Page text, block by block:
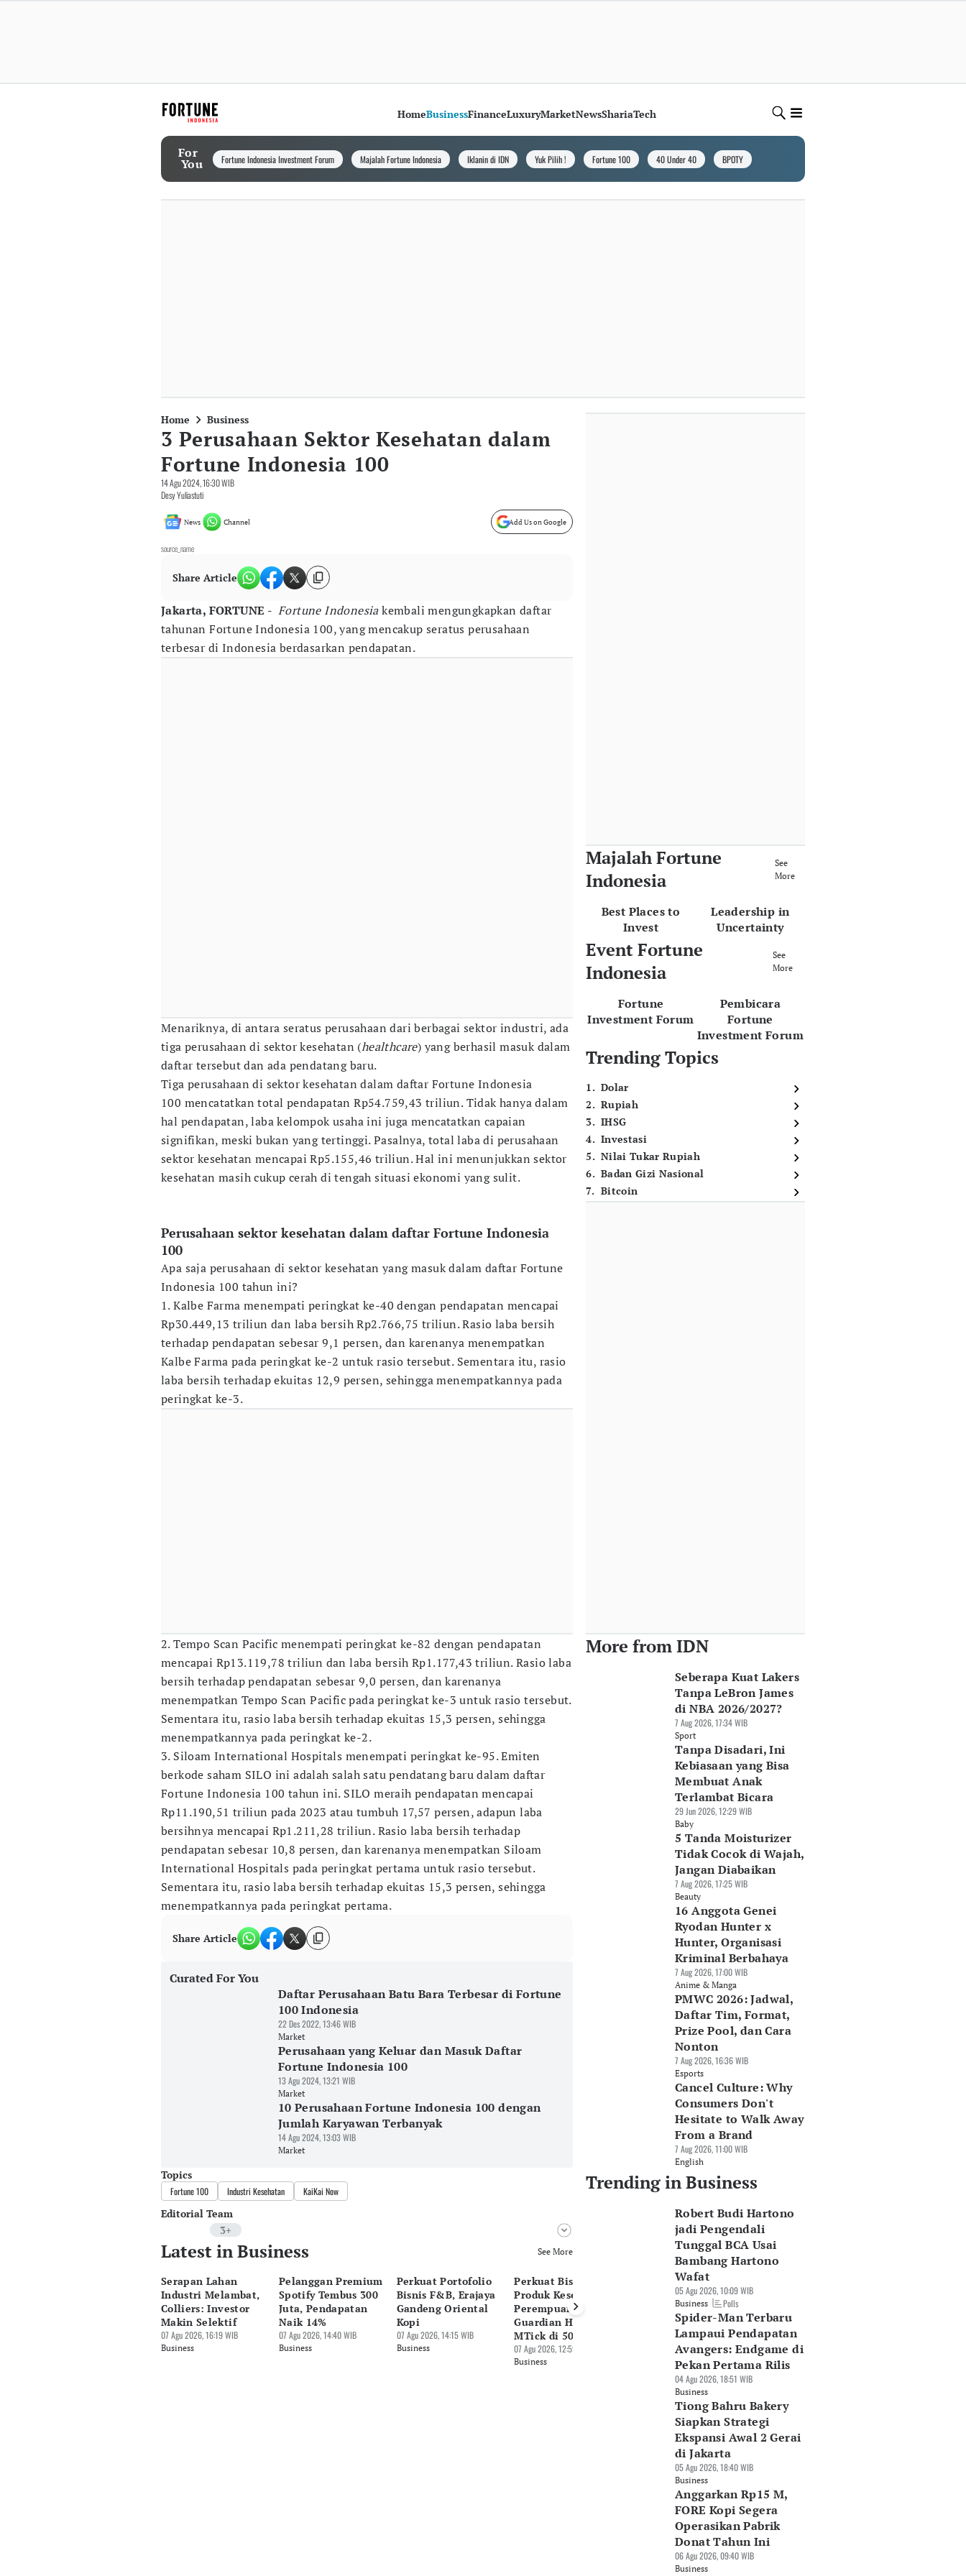
HomeBusinessFinanceLuxuryMarketNewsShariaTech
For
You Fortune Indonesia Investment Forum Majalah Fortune Indonesia Iklanin di IDN Yuk Pilih ! Fortune 100 40 Under 40 BPOTY
Home Business
3 Perusahaan Sektor Kesehatan dalam
Fortune Indonesia 100
14 Agu 2024, 16:30 WIB
Desy Yuliastuti
News Channel Add Us on Google
source_name
Share Article
Jakarta, FORTUNE - Fortune Indonesiakembali mengungkapkan daftar
tahunan Fortune Indonesia 100, yang mencakup seratus perusahaan
terbesar di Indonesia berdasarkan pendapatan.
Menariknya, di antara seratus perusahaan dari berbagai sektor industri, ada
tiga perusahaan di sektor kesehatan (healthcare) yang berhasil masuk dalam
daftar tersebut dan ada pendatang baru.
Tiga perusahaan di sektor kesehatan dalam daftar Fortune Indonesia
100 mencatatkan total pendapatan Rp54.759,43 triliun. Tidak hanya dalam
hal pendapatan, laba kelompok usaha ini juga mencatatkan capaian
signifikan, meski bukan yang tertinggi. Pasalnya, total laba di perusahaan
sektor kesehatan mencapai Rp5.155,46 triliun. Hal ini menunjukkan sektor
kesehatan masih cukup cerah di tengah situasi ekonomi yang sulit.
Perusahaan sektor kesehatan dalam daftar Fortune Indonesia
100
Apa saja perusahaan di sektor kesehatan yang masuk dalam daftar Fortune
Indonesia 100 tahun ini?
1. Kalbe Farma menempati peringkat ke-40 dengan pendapatan mencapai
Rp30.449,13 triliun dan laba bersih Rp2.766,75 triliun. Rasio laba bersih
terhadap pendapatan sebesar 9,1 persen, dan karenanya menempatkan
Kalbe Farma pada peringkat ke-2 untuk rasio tersebut. Sementara itu, rasio
laba bersih terhadap ekuitas 12,9 persen, sehingga menempatkannya pada
peringkat ke-3.
2. Tempo Scan Pacific menempati peringkat ke-82 dengan pendapatan
mencapai Rp13.119,78 triliun dan laba bersih Rp1.177,43 triliun. Rasio laba
bersih terhadap pendapatan sebesar 9,0 persen, dan karenanya
menempatkan Tempo Scan Pacific pada peringkat ke-3 untuk rasio tersebut.
Sementara itu, rasio laba bersih terhadap ekuitas 15,3 persen, sehingga
menempatkannya pada peringkat ke-2.
3. Siloam International Hospitals menempati peringkat ke-95. Emiten
berkode saham SILO ini adalah salah satu pendatang baru dalam daftar
Fortune Indonesia 100 tahun ini. SILO meraih pendapatan mencapai
Rp11.190,51 triliun pada 2023 atau tumbuh 17,57 persen, adapun laba
bersihnya mencapai Rp1.211,28 triliun. Rasio laba bersih terhadap
pendapatan sebesar 10,8 persen, dan karenanya menempatkan Siloam
International Hospitals pada peringkat pertama untuk rasio tersebut.
Sementara itu, rasio laba bersih terhadap ekuitas 15,3 persen, sehingga
menempatkannya pada peringkat pertama.
Share Article
Curated For You
Daftar Perusahaan Batu Bara Terbesar di Fortune
100 Indonesia
22 Des 2022, 13:46 WIB
Market
Perusahaan yang Keluar dan Masuk Daftar
Fortune Indonesia 100
13 Agu 2024, 13:21 WIB
Market
10 Perusahaan Fortune Indonesia 100 dengan
Jumlah Karyawan Terbanyak
14 Agu 2024, 13:03 WIB
Market
Topics
Fortune 100 Industri Kesehatan KaiKai Now
Editorial Team
3+
Editor
Riyo
Editor
Desy Yuliastuti
Editor
Pingit Aria
Latest in Business See More
Serapan Lahan
Industri Melambat,
Colliers: Investor
Makin Selektif
07 Agu 2026, 16:19 WIB
Business
Pelanggan Premium
Spotify Tembus 300
Juta, Pendapatan
Naik 14%
07 Agu 2026, 14:40 WIB
Business
Perkuat Portofolio
Bisnis F&B, Erajaya
Gandeng Oriental
Kopi
07 Agu 2026, 14:15 WIB
Business
Perkuat Bisnis
Produk Kesehatan
Perempuan,
Guardian Hadirkan
MTick di 50 Gerai
07 Agu 2026, 12:59 WIB
Business
Alasan Isuzu Belum
Bawa Kendaraan
Niaga Listrik ke
Indonesia
07 Agu 2026, 11:10 WIB
Daihatsu Rilis
Fasilitas Layanan
Kesehatan
07 Agu 2026, 08:13 WIB
Business
Majalah Fortune
Indonesia
See
More
Best Places to
Invest
Leadership in
Uncertainty
Event Fortune
Indonesia
See
More
Fortune
Investment Forum
Pembicara
Fortune
Investment Forum
Trending Topics
1. Dolar
2. Rupiah
3. IHSG
4. Investasi
5. Nilai Tukar Rupiah
6. Badan Gizi Nasional
7. Bitcoin
More from IDN
Seberapa Kuat Lakers
Tanpa LeBron James
di NBA 2026/2027?
7 Aug 2026, 17:34 WIB
Sport
Tanpa Disadari, Ini
Kebiasaan yang Bisa
Membuat Anak
Terlambat Bicara
29 Jun 2026, 12:29 WIB
Baby
5 Tanda Moisturizer
Tidak Cocok di Wajah,
Jangan Diabaikan
7 Aug 2026, 17:25 WIB
Beauty
16 Anggota Genei
Ryodan Hunter x
Hunter, Organisasi
Kriminal Berbahaya
7 Aug 2026, 17:00 WIB
Anime & Manga
PMWC 2026: Jadwal,
Daftar Tim, Format,
Prize Pool, dan Cara
Nonton
7 Aug 2026, 16:36 WIB
Esports
Cancel Culture: Why
Consumers Don't
Hesitate to Walk Away
From a Brand
7 Aug 2026, 11:00 WIB
English
Trending in Business
Robert Budi Hartono
jadi Pengendali
Tunggal BCA Usai
Bambang Hartono
Wafat
05 Agu 2026, 10:09 WIB
Business Polls
Spider-Man Terbaru
Lampaui Pendapatan
Avangers: Endgame di
Pekan Pertama Rilis
04 Agu 2026, 18:51 WIB
Business
Tiong Bahru Bakery
Siapkan Strategi
Ekspansi Awal 2 Gerai
di Jakarta
05 Agu 2026, 18:40 WIB
Business
Anggarkan Rp15 M,
FORE Kopi Segera
Operasikan Pabrik
Donat Tahun Ini
06 Agu 2026, 09:40 WIB
Business